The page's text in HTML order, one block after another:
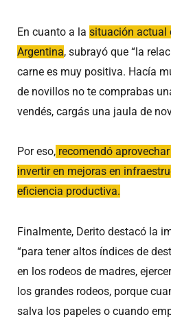
En cuanto a la situación actual
Argentina, subrayó que “la
carne es muy positiva. Hacía
de novillos no te comprabas
vendés, cargás una jaula de
Por eso, recomendó
invertir en mejoras en
eficiencia productiva.
Finalmente, Derito destacó la
“para tener altos índices de
en los rodeos de madres,
los grandes rodeos, porque
salva los papeles o cuando